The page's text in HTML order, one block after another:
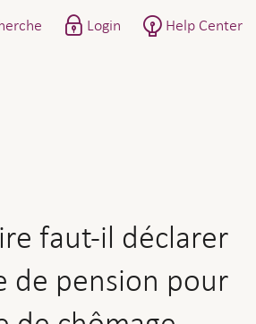
Login Help Center
faut-il déclarer
de pension pour